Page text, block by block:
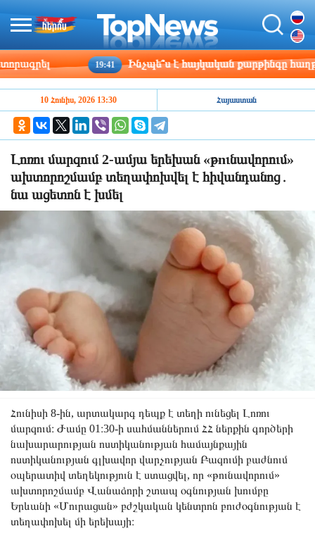
19:41 Ինչպե՞ս է հայկական քարթինգը
10 Հունիս, 2026 13:30 Հայաստան
Լոռու մարզում 2-ամյա երեխան «թnւնավորում»
ախտորոշմամբ տեղափոխվել է հիվանդանոց․
նա ացետոն է խմել
Հունիսի 8-ին, արտակարգ դեպք է տեղի ունեցել Լոռու
մարզում։ Ժամը 01։30-ի սահմաններում ՀՀ ներքին գործերի
նախարարության ոստիկանության համայնքային
ոստիկանության գլխավոր վարչության Բազումի բաժնում
օպերատիվ տեղեկություն է ստացվել, որ «թունավորում»
ախտորոշմամբ Վանաձորի շտապ օգնության խումբը
Երևանի «Մուրացան» բժշկական կենտրոն բուժօգնության է
տեղափոխել մի երեխայի։